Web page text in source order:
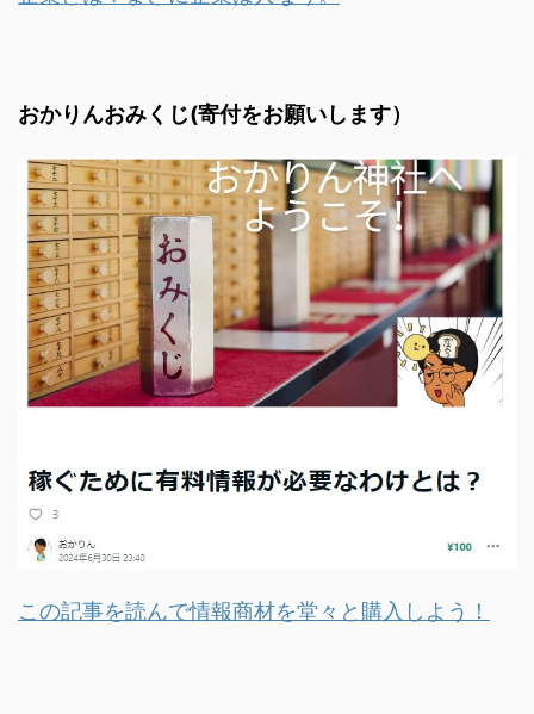
おかりんおみくじ(寄付をお願いします）
この記事を読んで情報商材を堂々と購入しよう！